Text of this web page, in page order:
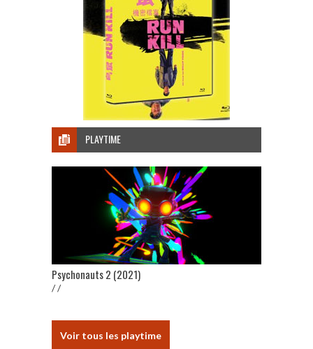
PLAYTIME
Psychonauts 2 (2021)
/ /
Voir tous les playtime